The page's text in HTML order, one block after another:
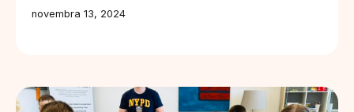
novembra 13, 2024